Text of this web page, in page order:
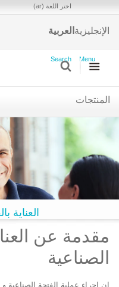
اختر اللغة (ar)
الإنجليزية العربية
Menu
Search
المنتجات
العناية
مقدمة عن
الصناعية
إن إجراء عملية الفتحة الصناعية